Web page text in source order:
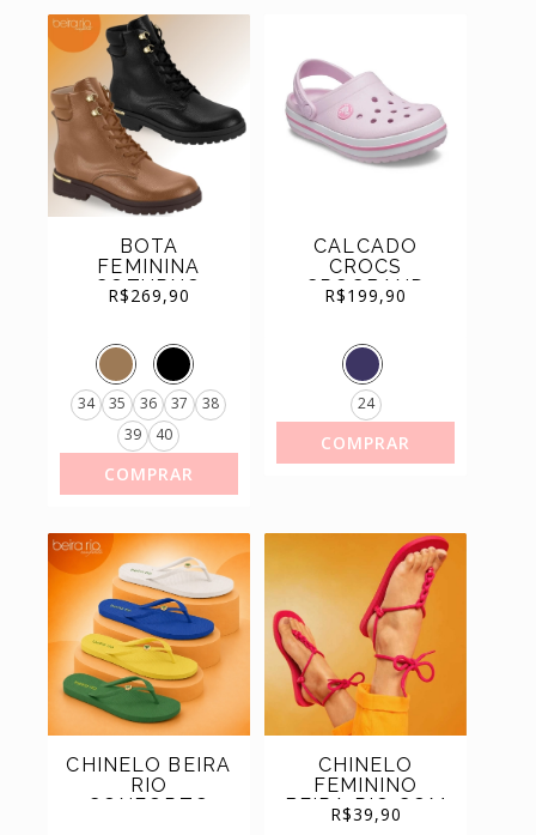
BOTA
FEMININA
COTURNO
BEIRA RIO
REF.9093.301
R$269,90
34 35 36 37
38
39
40
COMPRAR
CALCADO
CROCS
CROCBAND
INFANTIL
R$199,90
24
COMPRAR
CHINELO BEIRA
RIO
CONFORTO
CHINELO
FEMININO
BEIRA RIO COM
AMARRAÇÃO
R$39,90